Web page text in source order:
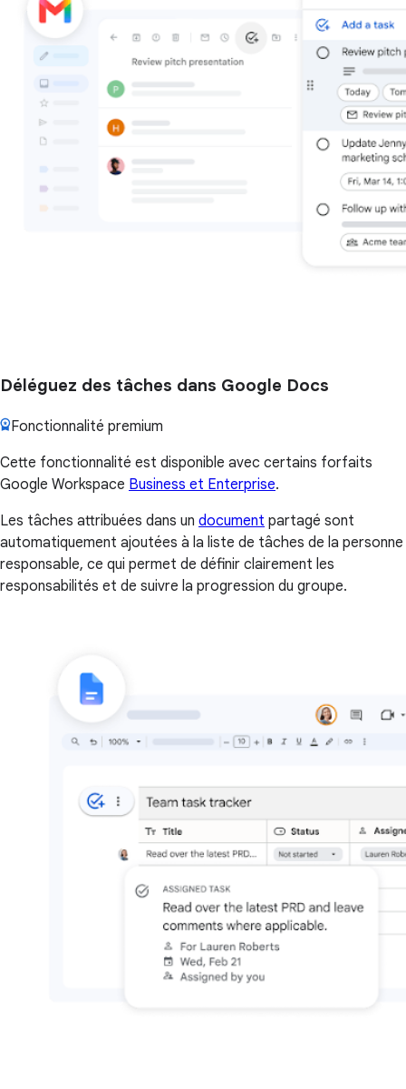
Déléguez des tâches dans Google Docs
Fonctionnalité premium
Cette fonctionnalité est disponible avec certains forfaits
Google Workspace Business et Enterprise.
Les tâches attribuées dans un document partagé sont
automatiquement ajoutées à la liste de tâches de la personne
responsable, ce qui permet de définir clairement les
responsabilités et de suivre la progression du groupe.